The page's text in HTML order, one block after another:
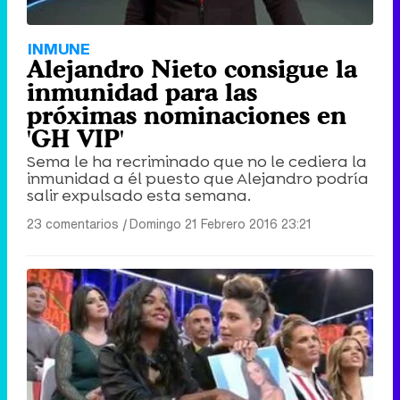
INMUNE
Alejandro Nieto consigue la
inmunidad para las
próximas nominaciones en
'GH VIP'
Sema le ha recriminado que no le cediera la
inmunidad a él puesto que Alejandro podría
salir expulsado esta semana.
23 comentarios |Domingo 21 Febrero 2016 23:21